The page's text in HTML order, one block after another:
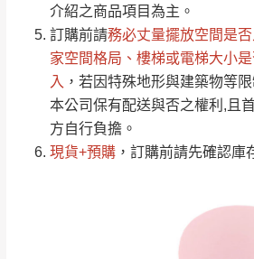
介紹之商品項目為主。
訂購前請務必丈量擺放空間是
家空間格局、 樓梯或電梯大小
入 ，若因特殊地形與建築物等
本公司保有配送與否之權利,且
方自行負擔。
現貨+預購 ，訂購前請先確認庫
免 運
新竹
接單後二日內(不含例假日)
電話聯絡或E-Mail通知確認
（線上客
服 LINE →
下單前先詢問是否現貨 ，
現貨我們客服會再來電或E-
（洽詢方式請搜尋 Line ID